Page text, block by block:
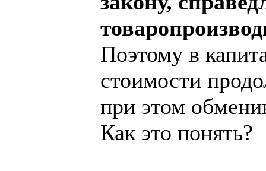
Поэтому в
стоимости
при этом
Как это понять?